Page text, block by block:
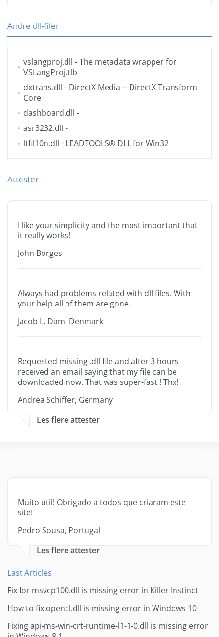
Andre dll-filer
vslangproj.dll - The metadata wrapper for
VSLangProj.tlb
dxtrans.dll - DirectX Media -- DirectX Transform
Core
dashboard.dll -
asr3232.dll -
ltfil10n.dll - LEADTOOLS® DLL for Win32
Attester
I like your simplicity and the most important that
it really works!
John Borges
Always had problems related with dll files. With
your help all of them are gone.
Jacob L. Dam, Denmark
Requested missing .dll file and after 3 hours
received an email saying that my file can be
downloaded now. That was super-fast ! Thx!
Andrea Schiffer, Germany
Les flere attester
Muito útil! Obrigado a todos que criaram este
site!
Pedro Sousa, Portugal
Les flere attester
Last Articles
Fix for msvcp100.dll is missing error in Killer Instinct
How to fix opencl.dll is missing error in Windows 10
Fixing api-ms-win-crt-runtime-l1-1-0.dll is missing error